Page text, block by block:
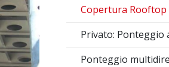
Copertura Rooftop
Privato: Ponteggio
Ponteggio